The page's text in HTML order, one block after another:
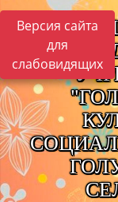
Версия сайта
для
слабовидящих